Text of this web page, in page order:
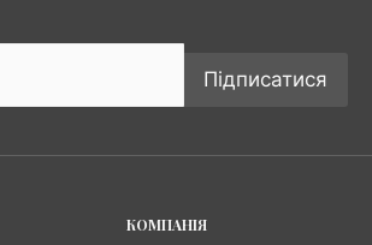
Підписатися
КОМПАНІЯ